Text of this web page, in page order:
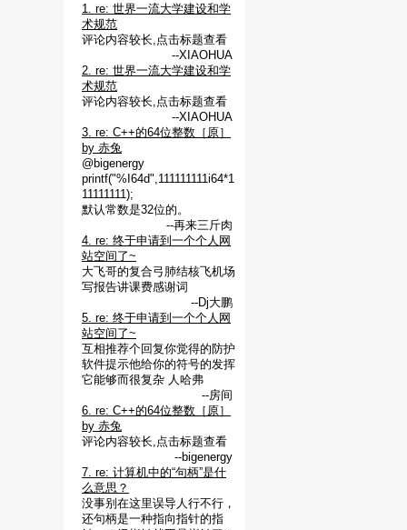
1. re: 世界一流大学建设和学
术规范
评论内容较长,点击标题查看
--XIAOHUA
2. re: 世界一流大学建设和学
术规范
评论内容较长,点击标题查看
--XIAOHUA
3. re: C++的64位整数［原］
by 赤兔
@bigenergy
printf("%I64d",111111111i64*1
11111111);
默认常数是32位的。
--再来三斤肉
4. re: 终于申请到一个个人网
站空间了~
大飞哥的复合弓肺结核飞机场
写报告讲课费感谢词
--Dj大鹏
5. re: 终于申请到一个个人网
站空间了~
互相推荐个回复你觉得的防护
软件提示他给你的符号的发挥
它能够而很复杂 人哈弗
--房间
6. re: C++的64位整数［原］
by 赤兔
评论内容较长,点击标题查看
--bigenergy
7. re: 计算机中的“句柄”是什
么意思？
没事别在这里误导人行不行，
还句柄是一种指向指针的指